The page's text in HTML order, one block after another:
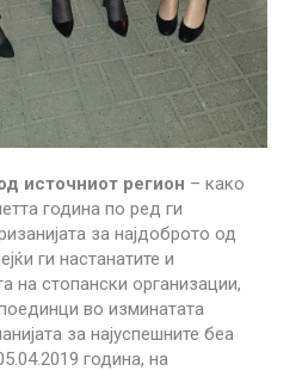
источниот регион – како
година по ред ги
за најдоброто од
ги настанатите и
на стопански организации,
во изминатата
за најуспешните беа
година, на